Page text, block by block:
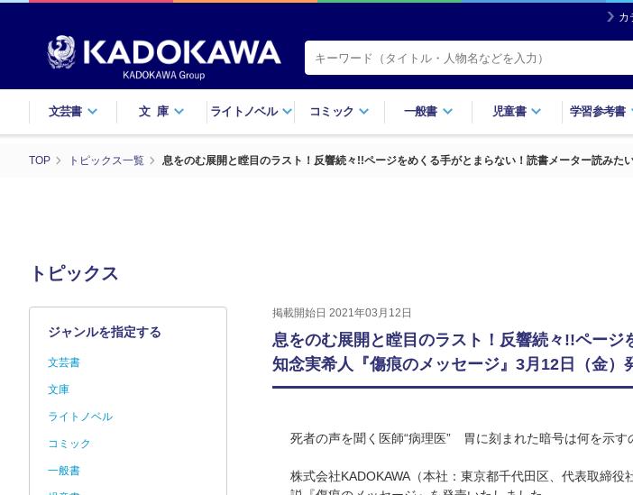
カ
文芸書 文庫 ライトノベル コミック 一般書 児童書 学習参考書
TOP トピックス一覧 息をのむ展開と瞠目のラスト！反響続々!!ページをめくる手がとまらない！読書メーター読み
トピックス
掲載開始日 2021年03月12日
息をのむ展開と瞠目のラスト！反響続々!!ペー
知念実希人『傷痕のメッセージ』3月12日（金）
死者の声を聞く医師“病理医” 胃に刻まれた暗号は何を示
株式会社KADOKAWA（本社：東京都千代田区、代表取締
ジャンルを指定する
文芸書
文庫
ライトノベル
コミック
一般書